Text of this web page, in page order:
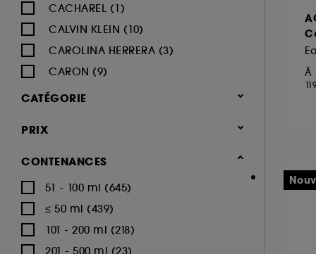
CACHAREL (1)
CALVIN KLEIN (10)
CAROLINA HERRERA (3)
CARON (9)
CARTIER (12)
CHARLOTTE TILBURY (1)
CATÉGORIE
Parfum
Eau de parfum (452)
Eau de toilette (265)
Eau de cologne (42)
Déodorants (47)
PRIX
CONTENANCES
51 - 100 ml (645)
≤ 50 ml (439)
101 - 200 ml (218)
201 - 500 ml (23)
À